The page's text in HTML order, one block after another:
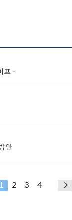
프 -
안
1 2 3 4